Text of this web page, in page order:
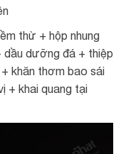
thừ + hộp nhung
dầu dưỡng đá + thiệp
khăn thơm bao sái
+ khai quang tại